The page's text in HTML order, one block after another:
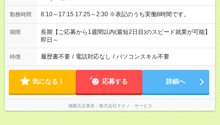
勤務時間 8:10～17:15 17:25～2:30 ※表記のうち実働8時間です。
期間
長期【ご応募から1週間以内(最短2日目)のスピード就業が可能】
即日～
特徴 履歴書不要 / 電話対応なし / パソコンスキル不要
気になる！ 応募する 詳細へ
掲載元企業名 株式会社テクノ・サービス